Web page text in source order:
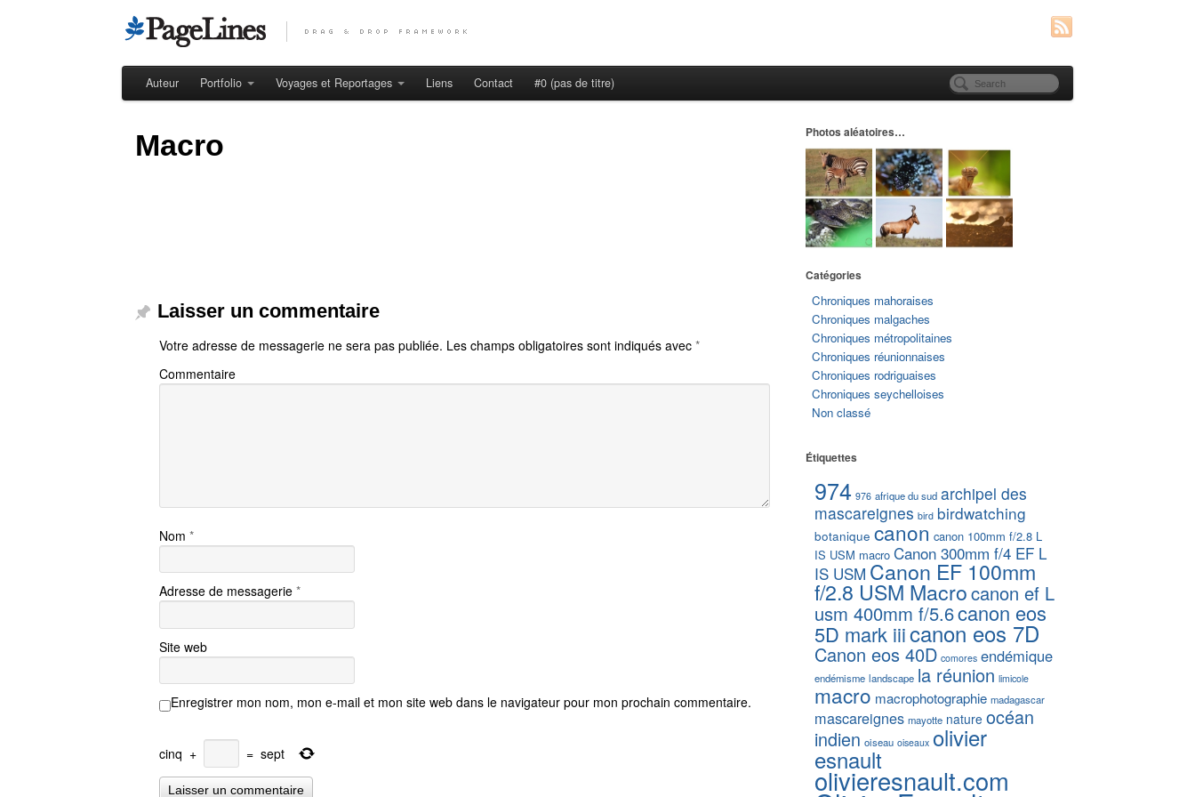
Auteur Portfolio Voyages et Reportages Liens Contact #0 (pas de titre)
Macro
Laisser un commentaire
Votre adresse de messagerie ne sera pas publiée. Les champs obligatoires sont indiqués avec *
Commentaire
Nom *
Adresse de messagerie *
Site web
Enregistrer mon nom, mon e-mail et mon site web dans le navigateur pour mon prochain commentaire.
cinq + = sept
Photos aléatoires…
Catégories
Chroniques mahoraises
Chroniques malgaches
Chroniques métropolitaines
Chroniques réunionnaises
Chroniques rodriguaises
Chroniques seychelloises
Non classé
Étiquettes
974 976 afrique du sud archipel des
mascareignes bird birdwatching
botanique canon canon 100mm f/2.8 L
IS USM macro Canon 300mm f/4 EF L
IS USM Canon EF 100mm
f/2.8 USM Macrocanon ef L
usm 400mm f/5.6canon eos
5D mark iiicanon eos 7D
Canon eos 40D comores endémique
endémisme landscape la réunion limicole
macro macrophotographie madagascar
mascareignes mayotte nature océan
indien oiseau oiseaux olivier
esnault
olivieresnault.com